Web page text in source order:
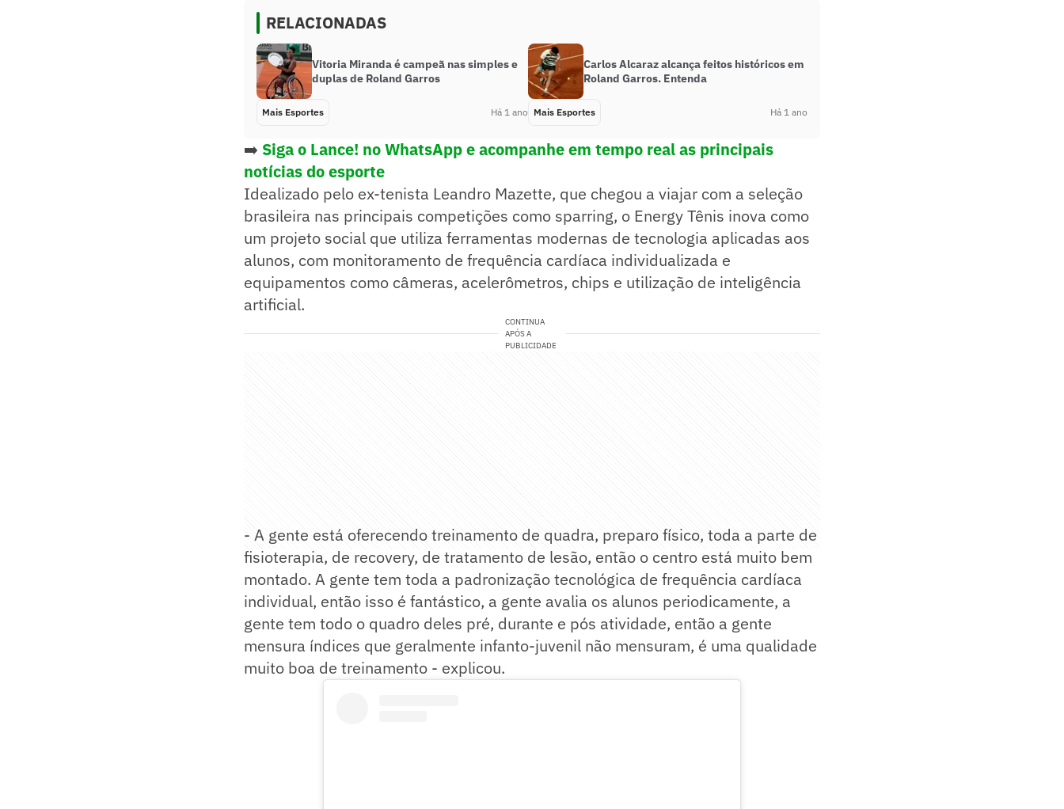
RELACIONADAS
Vitoria Miranda é campeã nas simples e
duplas de Roland Garros
Mais Esportes Há 1 ano
Carlos Alcaraz alcança feitos históricos em
Roland Garros. Entenda
Mais Esportes Há 1 ano
➡️ Siga o Lance! no WhatsApp e acompanhe em tempo real as principais
notícias do esporte
Idealizado pelo ex-tenista Leandro Mazette, que chegou a viajar com a seleção
brasileira nas principais competições como sparring, o Energy Tênis inova como
um projeto social que utiliza ferramentas modernas de tecnologia aplicadas aos
alunos, com monitoramento de frequência cardíaca individualizada e
equipamentos como câmeras, acelerômetros, chips e utilização de inteligência
artificial.
CONTINUA
APÓS A
PUBLICIDADE
- A gente está oferecendo treinamento de quadra, preparo físico, toda a parte de
fisioterapia, de recovery, de tratamento de lesão, então o centro está muito bem
montado. A gente tem toda a padronização tecnológica de frequência cardíaca
individual, então isso é fantástico, a gente avalia os alunos periodicamente, a
gente tem todo o quadro deles pré, durante e pós atividade, então a gente
mensura índices que geralmente infanto-juvenil não mensuram, é uma qualidade
muito boa de treinamento - explicou.